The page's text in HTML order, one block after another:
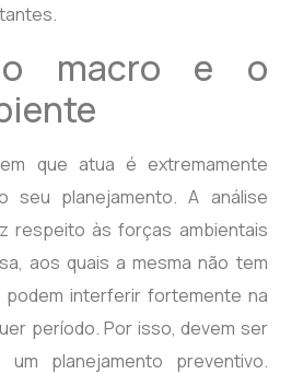
o macro e o
que atua é extremamente
seu planejamento. A análise
respeito às forças ambientais
aos quais a mesma não tem
interferir fortemente na
período. Por isso, devem ser
um planejamento preventivo.